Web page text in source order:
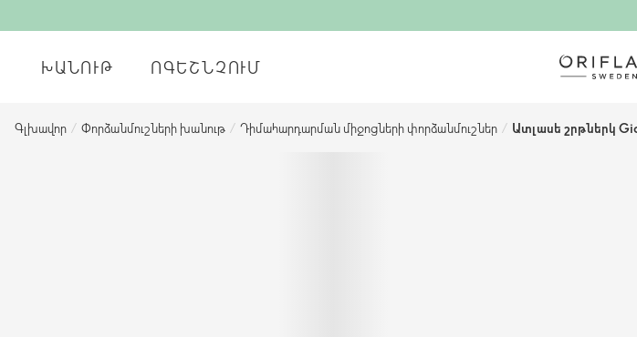
ԽԱՆՈՒԹ ՈԳԵՇՆՉՈՒՄ
Գլխավոր / Փորձանմուշների խանութ / Դիմահարդարման միջոցների փորձանմուշներ / Ատլասե շրթներկ